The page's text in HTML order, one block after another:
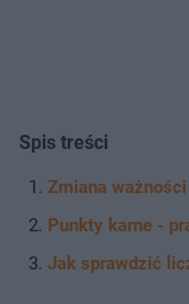
Spis treści
Zmiana
Punkty karne -
Jak sprawdzić